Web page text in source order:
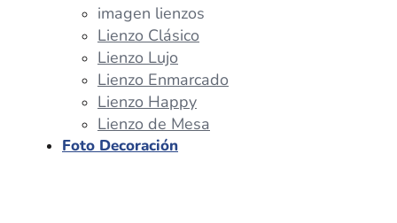
imagen lienzos
Lienzo Clásico
Lienzo Lujo
Lienzo Enmarcado
Lienzo Happy
Lienzo de Mesa
Foto Decoración